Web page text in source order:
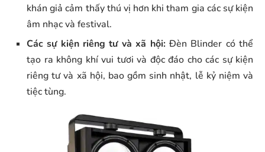
khán giả cảm thấy thú vị hơn khi tham gia các sự kiện
âm nhạc và festival.
Các sự kiện riêng tư và xã hội:Đèn Blinder có thể
tạo ra không khí vui tươi và độc đáo cho các sự kiện
riêng tư và xã hội, bao gồm sinh nhật, lễ kỷ niệm và
tiệc tùng.